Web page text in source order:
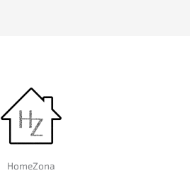
HomeZona